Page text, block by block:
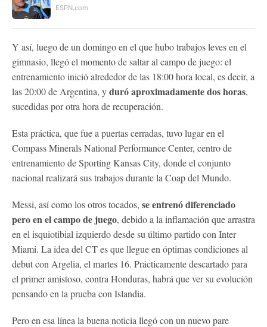
ESPN.com
Y así, luego de un domingo en el que hubo trabajos leves en el
gimnasio, llegó el momento de saltar al campo de juego: el
entrenamiento inició alrededor de las 18:00 hora local, es decir, a
las 20:00 de Argentina, yduró aproximadamente dos horas,
sucedidas por otra hora de recuperación.
Esta práctica, que fue a puertas cerradas, tuvo lugar en el
Compass Minerals National Performance Center, centro de
entrenamiento de Sporting Kansas City, donde el conjunto
nacional realizará sus trabajos durante la Coap del Mundo.
Messi, así como los otros tocados, se entrenó diferenciado
pero en el campo de juego, debido a la inflamación que arrastra
en el isquiotibial izquierdo desde su último partido con Inter
Miami. La idea del CT es que llegue en óptimas condiciones al
debut con Argelia, el martes 16. Prácticamente descartado para
el primer amistoso, contra Honduras, habrá que ver su evolución
pensando en la prueba con Islandia.
Pero en esa línea la buena noticia llegó con un nuevo pare